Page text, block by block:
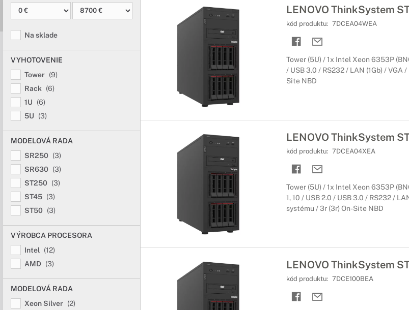
Na sklade
VYHOTOVENIE
Tower (9)
Rack
(6)
1U
(6)
5U
(3)
MODELOVÁ RADA
SR250
(3)
SR630
(3)
ST250
(3)
ST45 (3)
ST50
(3)
VÝROBCA PROCESORA
Intel
(12)
AMD (3)
MODELOVÁ RADA
Xeon Silver (2)
LENOVO ThinkSystem
kód produktu: 7DCEA04WEA
Tower (5U) / 1x Intel Xeon 6353P
/ USB 3.0 / RS232 / LAN (1Gb) /
Site NBD
LENOVO ThinkSystem
kód produktu: 7DCEA04XEA
Tower (5U) / 1x Intel Xeon 6353P
1, 10 / USB 2.0 / USB 3.0 / RS232 /
systému / 3r (3r) On-Site NBD
LENOVO ThinkSystem
kód produktu: 7DCE100BEA